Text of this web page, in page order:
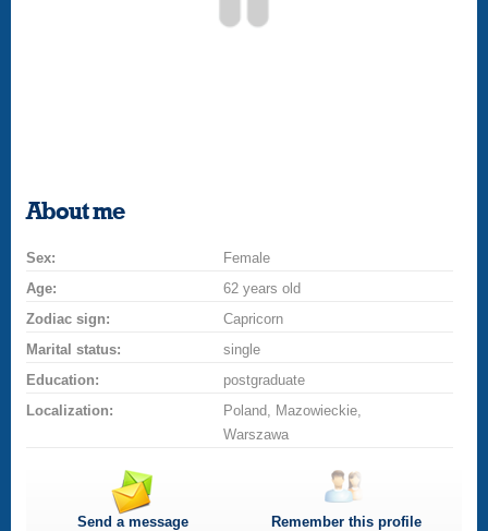
About me
Sex:
Female
Age:
62 years old
Zodiac sign:
Capricorn
Marital status:
single
Education:
postgraduate
Localization:
Poland, Mazowieckie,
Warszawa
Send a message Remember this profile